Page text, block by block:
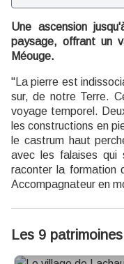
Une ascension
paysage, offrant un
Méouge.
"La pierre est
sur, de notre Terre.
voyage temporel.
les constructions en
le castrum haut
avec les falaises qui
raconter la formation
Accompagnateur en
Les 9